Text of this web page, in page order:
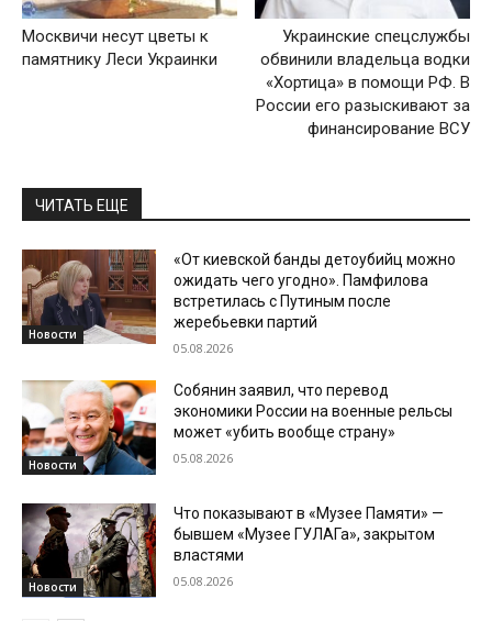
Москвичи несут цветы к
памятнику Леси Украинки
Украинские спецслужбы
обвинили владельца водки
«Хортица» в помощи РФ. В
России его разыскивают за
финансирование ВСУ
ЧИТАТЬ ЕЩЕ
Новости
«От киевской банды детоубийц можно
ожидать чего угодно». Памфилова
встретилась с Путиным после
жеребьевки партий
05.08.2026
Новости
Собянин заявил, что перевод
экономики России на военные рельсы
может «убить вообще страну»
05.08.2026
Новости
Что показывают в «Музее Памяти» —
бывшем «Музее ГУЛАГа», закрытом
властями
05.08.2026